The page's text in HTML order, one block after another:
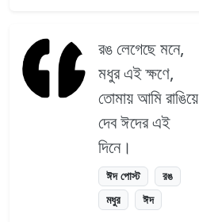
রঙ লেগেছে মনে,
মধুর এই ক্ষণে,
তোমায় আমি রাঙিয়ে
দেব ঈদের এই
দিনে।
ঈদ পোস্ট
রঙ
মধুর
ঈদ